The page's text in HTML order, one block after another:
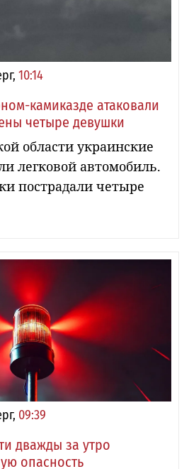
10:14
камиказде атаковали
четыре девушки
области украинские
легковой автомобиль.
пострадали четыре
09:39
дважды за утро
опасность